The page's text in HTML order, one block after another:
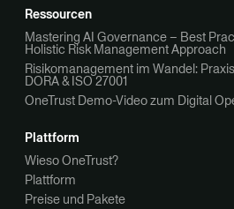
Ressourcen
Mastering AI Governance – Best
Holistic Risk Management Approach
Risikomanagement im Wandel:
DORA & ISO 27001
OneTrust Demo-Video zum Digital
Plattform
Wieso OneTrust?
Plattform
Preise und Pakete